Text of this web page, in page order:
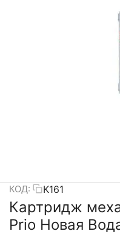
КОД: K161
Картридж
Prio Новая